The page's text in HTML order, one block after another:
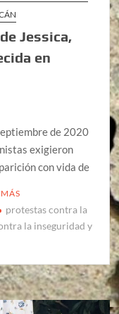
Jessica,
en
de 2020
exigieron
con vida de
protestas contra la
la inseguridad y